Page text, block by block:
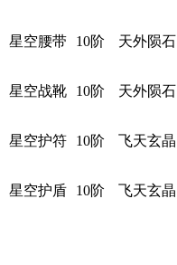
星空腰带 10阶 天外陨石
星空战靴 10阶 天外陨石
星空护符 10阶 飞天玄晶
星空护盾 10阶 飞天玄晶